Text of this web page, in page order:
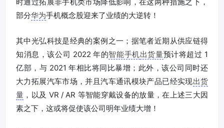
时通过拓展非手机类市场降低影响，在这两种措施之下，
部分华为手机概念股迎来了业绩的大逆转！
其中光弘科技是经典的案例之一；据笔者近期从供应链得
知消息，该公司 2022 年的智能手机出货量预计将超过 1
亿部，与 2021 年相比将同比暴增；此外，该公司同时还
大力拓展汽车市场，并且汽车通讯模块产品已经实现出货
量 ，以及 VR / AR 等智能穿戴设备的放量，在上述三大因
素之下，这或将促使该公司明年业绩大增！